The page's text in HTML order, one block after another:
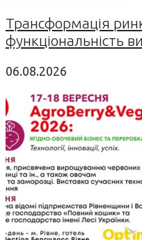
Трансформація
функціональність
06.08.2026